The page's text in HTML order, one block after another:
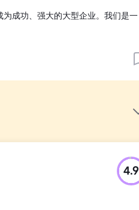
成功、强大的大型企业。我们是一
设计、开发和 SEO 服务。
4.9